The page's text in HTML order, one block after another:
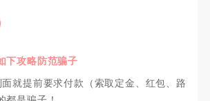
下攻略防范骗子
就提前要求付款（索取定金、红包、路